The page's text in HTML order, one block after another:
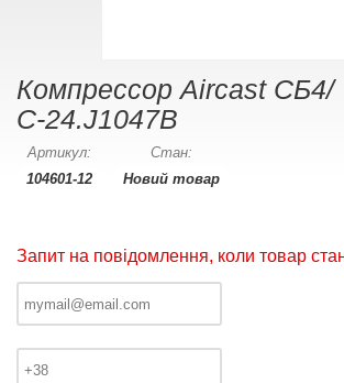
Компрессор Aircast СБ4/
С-24.J1047B
Артикул:
104601-12
Стан:
Новий товар
Запит на повідомлення, коли товар